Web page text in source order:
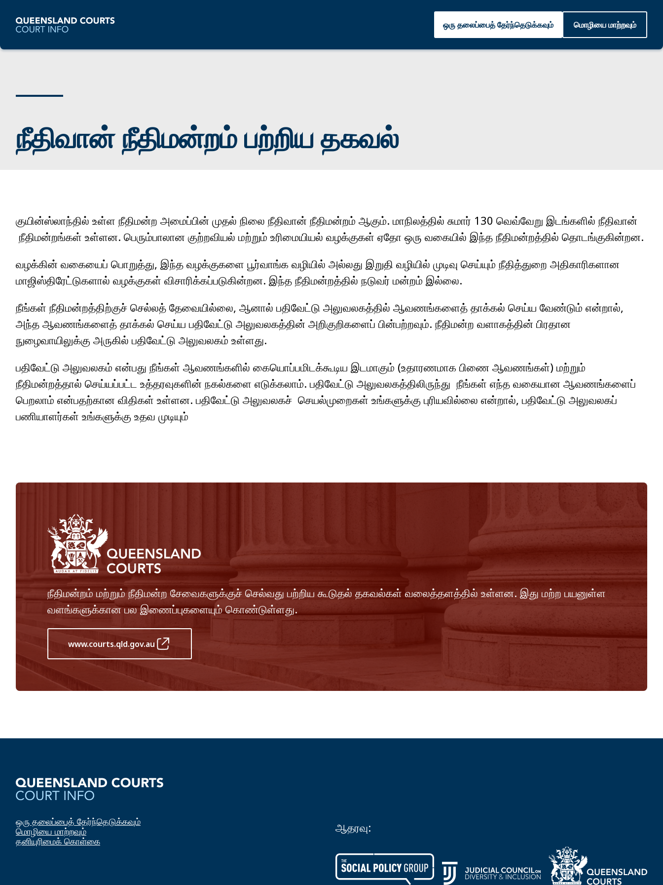
ஒரு தலைப்பைத் தேர்ந்தெடுக்கவும் மொழியை மாற்றவும்
நீதிவான் நீதிமன்றம் பற்றிய தகவல்
குயின்ஸ்லாந்தில் உள்ள நீதிமன்ற அமைப்பின் முதல் நிலை நீதிவான் நீதிமன்றம் ஆகும். மாநிலத்தில் சுமார் 130 வெவ்வேறு இடங்களில் நீதிவான்
நீதிமன்றங்கள் உள்ளன. பெரும்பாலான குற்றவியல் மற்றும் உரிமையியல் வழக்குகள் ஏதோ ஒரு வகையில் இந்த நீதிமன்றத்தில் தொடங்குகின்றன.
வழக்கின் வகையைப் பொறுத்து, இந்த வழக்குகளை பூர்வாங்க வழியில் அல்லது இறுதி வழியில் முடிவு செய்யும் நீதித்துறை அதிகாரிகளான
மாஜிஸ்திரேட்டுகளால் வழக்குகள் விசாரிக்கப்படுகின்றன. இந்த நீதிமன்றத்தில் நடுவர் மன்றம் இல்லை.
நீங்கள் நீதிமன்றத்திற்குச் செல்லத் தேவையில்லை, ஆனால் பதிவேட்டு அலுவலகத்தில் ஆவணங்களைத் தாக்கல் செய்ய வேண்டும் என்றால்,
அந்த ஆவணங்களைத் தாக்கல் செய்ய பதிவேட்டு அலுவலகத்தின் அறிகுறிகளைப் பின்பற்றவும். நீதிமன்ற வளாகத்தின் பிரதான
நுழைவாயிலுக்கு அருகில் பதிவேட்டு அலுவலகம் உள்ளது.
பதிவேட்டு அலுவலகம் என்பது நீங்கள் ஆவணங்களில் கையொப்பமிடக்கூடிய இடமாகும் (உதாரணமாக பிணை ஆவணங்கள்) மற்றும்
நீதிமன்றத்தால் செய்யப்பட்ட உத்தரவுகளின் நகல்களை எடுக்கலாம். பதிவேட்டு அலுவலகத்திலிருந்து நீங்கள் எந்த வகையான ஆவணங்களைப்
பெறலாம் என்பதற்கான விதிகள் உள்ளன. பதிவேட்டு அலுவலகச் செயல்முறைகள் உங்களுக்கு புரியவில்லை என்றால், பதிவேட்டு அலுவலகப்
பணியாளர்கள் உங்களுக்கு உதவ முடியும்
நீதிமன்றம் மற்றும் நீதிமன்ற சேவைகளுக்குச் செல்வது பற்றிய கூடுதல் தகவல்கள் வலைத்தளத்தில் உள்ளன. இது மற்ற பயனுள்ள
வளங்களுக்கான பல இணைப்புகளையும் கொண்டுள்ளது.
www.courts.qld.gov.au
ஒரு தலைப்பைத் தேர்ந்தெடுக்கவும்
மொழியை மாற்றவும்
தனியுரிமைக் கொள்கை
ஆதரவு: